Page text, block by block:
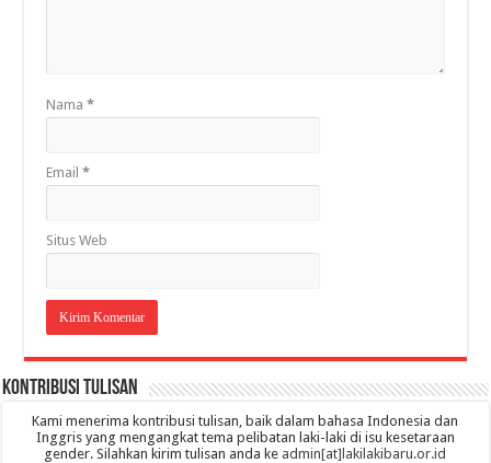
Nama*
Email*
Situs Web
Kontribusi Tulisan
Kami menerima kontribusi tulisan, baik dalam bahasa Indonesia dan
Inggris yang mengangkat tema pelibatan laki-laki di isu kesetaraan
gender. Silahkan kirim tulisan anda ke admin[at]lakilakibaru.or.id